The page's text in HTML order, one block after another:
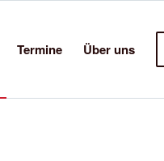
Termine Über uns